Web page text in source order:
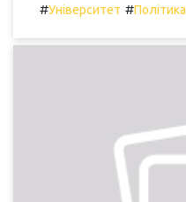
#Університет #Політика